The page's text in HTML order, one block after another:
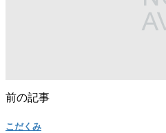
前の記事
こだくみ